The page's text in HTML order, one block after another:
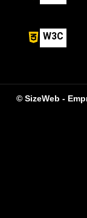
W3C
© SizeWeb -